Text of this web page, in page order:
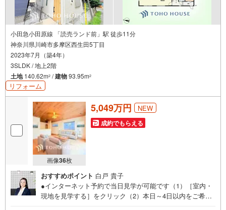
小田急小田原線 「読売ランド前」駅 徒歩11分
神奈川県川崎市多摩区西生田5丁目
2023年7月（築4年）
3SLDK / 地上2階
土地140.62m2 /建物93.95m2
リフォーム
画像36枚
5,049万円 NEW
成約でもらえる
おすすめポイント 白戸 貴子
●インターネット予約で当日見学が可能です（1）［室内・
現地を見学する］をクリック（2）本日～4日以内をご希望